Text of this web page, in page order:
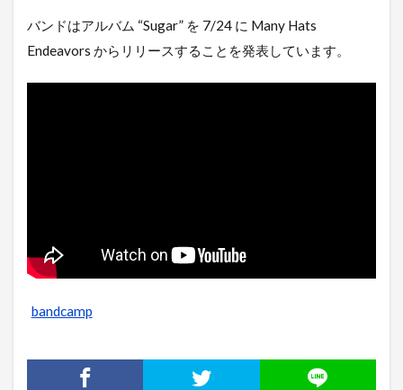
バンドはアルバム “Sugar” を 7/24 に Many Hats
Endeavors からリリースすることを発表しています。
bandcamp